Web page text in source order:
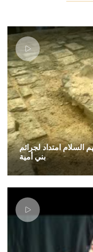
السلام امتداد لجرائم
بني أمية